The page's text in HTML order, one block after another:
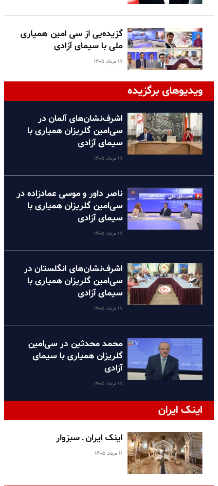
گزیده‌یی از سی امین همیاری
ملی با سیمای آزادی
۱۷ مرداد ۱۴۰۵
ویدیوهای برگزیده
اشرف‌نشان‌های آلمان در
سی‌امین گلریزان همیاری با
سیمای آزادی
۱۷ مرداد ۱۴۰۵
ناصر داور و موسی عمادزاده در
سی‌امین گلریزان همیاری با
سیمای آزادی
۱۷ مرداد ۱۴۰۵
اشرف‌نشان‌های انگلستان در
سی‌امین گلریزان همیاری با
سیمای آزادی
۱۷ مرداد ۱۴۰۵
محمد محدثین در سی‌امین
گلریزان همیاری با سیمای
آزادی
۱۷ مرداد ۱۴۰۵
اینک ایران
اینک ایران ـ سبزوار
۱۱ مرداد ۱۴۰۵